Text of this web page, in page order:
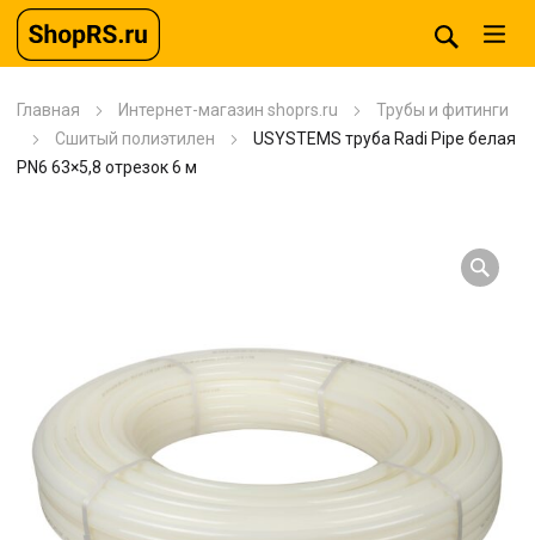
Главная Интернет-магазин shoprs.ru
Трубы и фитинги
Сшитый полиэтилен
USYSTEMS труба Radi Pipe белая
PN6 63×5,8 отрезок 6 м